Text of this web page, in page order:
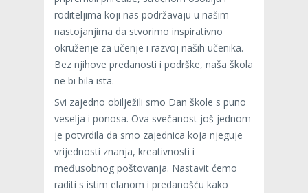
roditeljima koji nas podržavaju u našim
nastojanjima da stvorimo inspirativno
okruženje za učenje i razvoj naših učenika.
Bez njihove predanosti i podrške, naša škola
ne bi bila ista.
Svi zajedno obilježili smo Dan škole s puno
veselja i ponosa. Ova svečanost još jednom
je potvrdila da smo zajednica koja njeguje
vrijednosti znanja, kreativnosti i
međusobnog poštovanja. Nastavit ćemo
raditi s istim elanom i predanošću kako